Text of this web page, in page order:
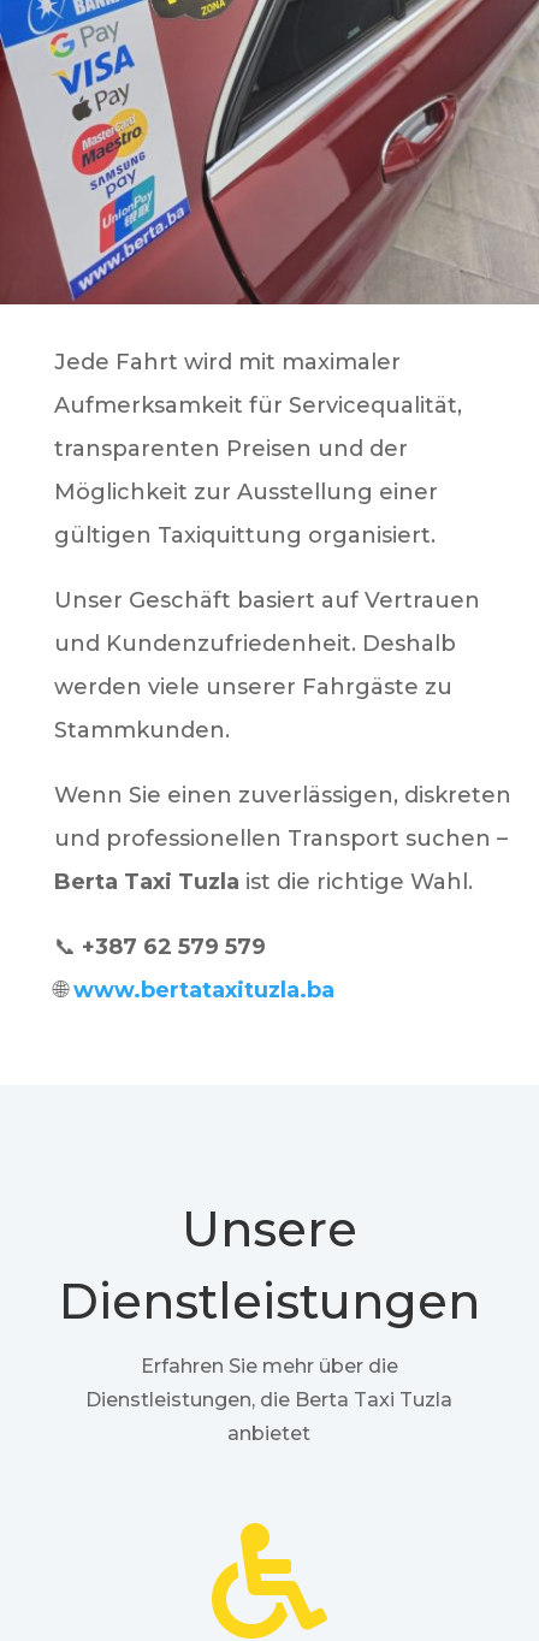
Jede Fahrt wird mit maximaler
Aufmerksamkeit für Servicequalität,
transparenten Preisen und der
Möglichkeit zur Ausstellung einer
gültigen Taxiquittung organisiert.
Unser Geschäft basiert auf Vertrauen
und Kundenzufriedenheit. Deshalb
werden viele unserer Fahrgäste zu
Stammkunden.
Wenn Sie einen zuverlässigen, diskreten
und professionellen Transport suchen –
Berta Taxi Tuzla ist die richtige Wahl.
📞 +387 62 579 579
🌐www.bertataxituzla.ba
Unsere
Dienstleistungen
Erfahren Sie mehr über die
Dienstleistungen, die Berta Taxi Tuzla
anbietet
